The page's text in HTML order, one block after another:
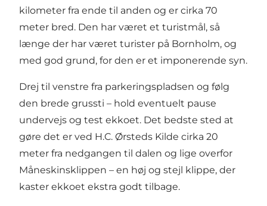
kilometer fra ende til anden og er cirka 70
meter bred. Den har været et turistmål, så
længe der har været turister på Bornholm, og
med god grund, for den er et imponerende syn.
Drej til venstre fra parkeringspladsen og følg
den brede grussti – hold eventuelt pause
undervejs og test ekkoet. Det bedste sted at
gøre det er ved H.C. Ørsteds Kilde cirka 20
meter fra nedgangen til dalen og lige overfor
Måneskinsklippen – en høj og stejl klippe, der
kaster ekkoet ekstra godt tilbage.